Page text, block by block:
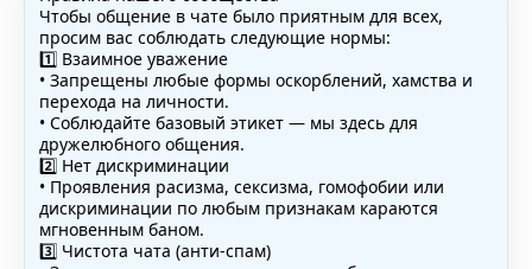
Чтобы общение в чате было приятным для всех,
просим вас соблюдать следующие нормы:
1️⃣ Взаимное уважение
• Запрещены любые формы оскорблений, хамства и
перехода на личности.
• Соблюдайте базовый этикет — мы здесь для
дружелюбного общения.
2️⃣ Нет дискриминации
• Проявления расизма, сексизма, гомофобии или
дискриминации по любым признакам караются
мгновенным баном.
3️⃣ Чистота чата (анти-спам)